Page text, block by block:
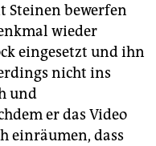
Steinen bewerfen
wieder
eingesetzt und ihn
nicht ins
und
er das Video
einräumen, dass